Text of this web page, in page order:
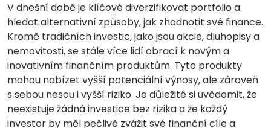
V dnešní době je klíčové diverzifikovat portfolio a
hledat alternativní způsoby, jak zhodnotit své finance.
Kromě tradičních investic, jako jsou akcie, dluhopisy a
nemovitosti, se stále více lidí obrací k novým a
inovativním finančním produktům. Tyto produkty
mohou nabízet vyšší potenciální výnosy, ale zároveň
s sebou nesou i vyšší riziko. Je důležité si uvědomit, že
neexistuje žádná investice bez rizika a že každý
investor by měl pečlivě zvážit své finanční cíle a